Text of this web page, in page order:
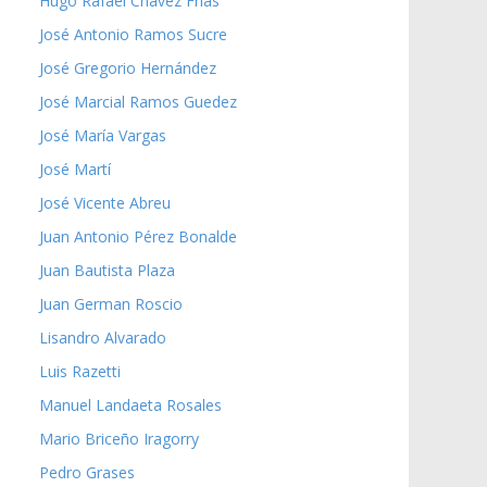
José Antonio Ramos Sucre
José Gregorio Hernández
José Marcial Ramos Guedez
José María Vargas
José Martí
José Vicente Abreu
Juan Antonio Pérez Bonalde
Juan Bautista Plaza
Juan German Roscio
Lisandro Alvarado
Luis Razetti
Manuel Landaeta Rosales
Mario Briceño Iragorry
Pedro Grases